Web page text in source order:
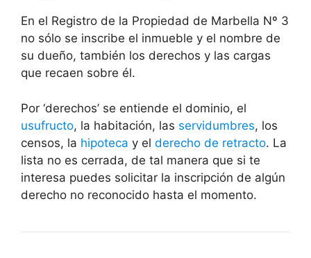
En el Registro de la Propiedad de Marbella Nº 3
no sólo se inscribe el inmueble y el nombre de
su dueño, también los derechos y las cargas
que recaen sobre él.
Por ‘derechos’ se entiende el dominio, el
usufructo, la habitación, las servidumbres, los
censos, la hipoteca y el derecho de retracto. La
lista no es cerrada, de tal manera que si te
interesa puedes solicitar la inscripción de algún
derecho no reconocido hasta el momento.